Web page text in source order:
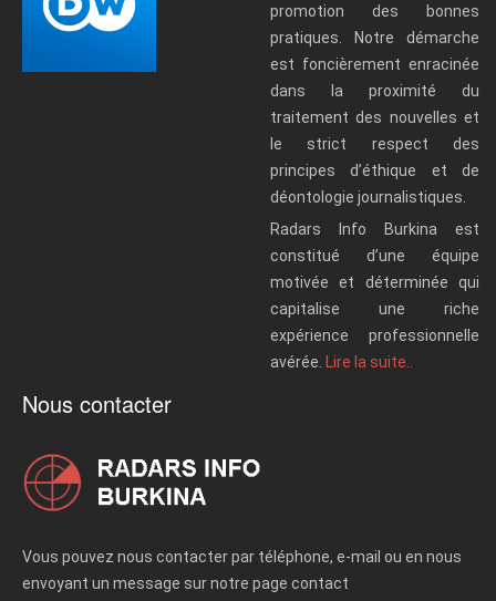
promotion des bonnes
pratiques. Notre démarche
est foncièrement enracinée
dans la proximité du
traitement des nouvelles et
le strict respect des
principes d’éthique et de
déontologie journalistiques.
Radars Info Burkina est
constitué d’une équipe
motivée et déterminée qui
capitalise une riche
expérience professionnelle
avérée. Lire la suite..
Nous contacter
Vous pouvez nous contacter par téléphone, e-mail ou en nous
envoyant un message sur notre page contact